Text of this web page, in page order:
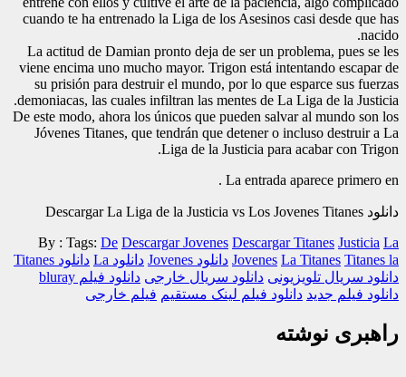
cuando te ha entrenado la Liga de los Asesinos casi desde que has
nacido.
La actitud de Damian pronto deja de ser un problema, pues se les
viene encima uno mucho mayor. Trigon está intentando escapar de
su prisión para destruir el mundo, por lo que esparce sus fuerzas
demoniacas, las cuales infiltran las mentes de La Liga de la Justicia.
De este modo, ahora los únicos que pueden salvar al mundo son los
Jóvenes Titanes, que tendrán que detener o incluso destruir a La
Liga de la Justicia para acabar con Trigon.
La entrada aparece primero en .
دانلود Descargar La Liga de la Justicia vs Los Jovenes Titanes
By : Tags: De Descargar Jovenes Descargar Titanes Justicia La
Jovenes La Titanes Titanes la دانلود Jovenes دانلود La
دانلود Titanes
دانلود سریال تلویزیونی دانلود سریال خارجی دانلود فیلم bluray
دانلود فیلم جدید دانلود فیلم لینک مستقیم فیلم خارجی
راهبری نوشته